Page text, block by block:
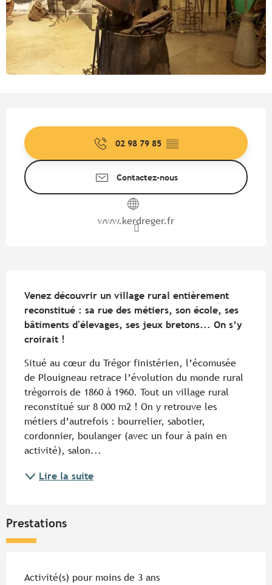
02 98 79 85 ▒▒
Contactez-nous
www.kerdreger.fr
Venez découvrir un village rural entièrement
reconstitué : sa rue des métiers, son école, ses
bâtiments d'élevages, ses jeux bretons... On s’y
croirait !
Situé au cœur du Trégor finistérien, l’écomusée
de Plouigneau retrace l’évolution du monde rural
trégorrois de 1860 à 1960. Tout un village rural
reconstitué sur 8 000 m2 ! On y retrouve les
métiers d’autrefois : bourrelier, sabotier,
cordonnier, boulanger (avec un four à pain en
activité), salon...
Lire la suite
Prestations
Activité(s) pour moins de 3 ans